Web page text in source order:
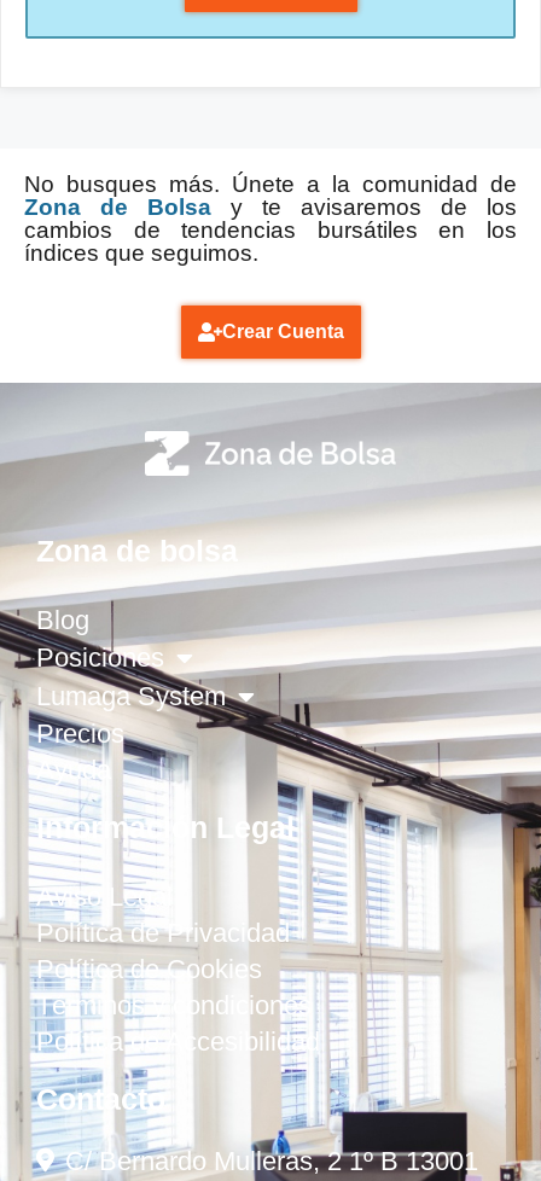
No busques más. Únete a la comunidad de
Zona de Bolsa y te avisaremos de los
cambios de tendencias bursátiles en los
índices que seguimos.
Crear Cuenta
Zona de bolsa
Blog
Posiciones
Lumaga System
Precios
Ayuda
Información Legal
Aviso Legal
Política de Privacidad
Política de Cookies
Términos y condiciones
Política de Accesibilidad
Contacto
C/ Bernardo Mulleras, 2 1º B 13001